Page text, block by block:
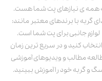
همه ی نیازهای پت شما هست.
با برندهای معتبر مانند:
جانبی برای پت شما است.
کنید و در سریع ترین زمان
مطالب و ویدیوهای آموزشی
و گربه خود را آموزش ببینید.